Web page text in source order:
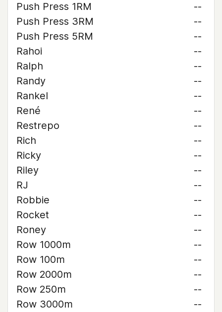
Push Press 1RM
--
Push Press 3RM
--
Push Press 5RM
--
Rahoi
--
Ralph
--
Randy
--
Rankel
--
René
--
Restrepo
--
Rich
--
Ricky
--
Riley
--
RJ
--
Robbie
--
Rocket
--
Roney
--
Row 1000m
--
Row 100m
--
Row 2000m
--
Row 250m
--
Row 3000m
--